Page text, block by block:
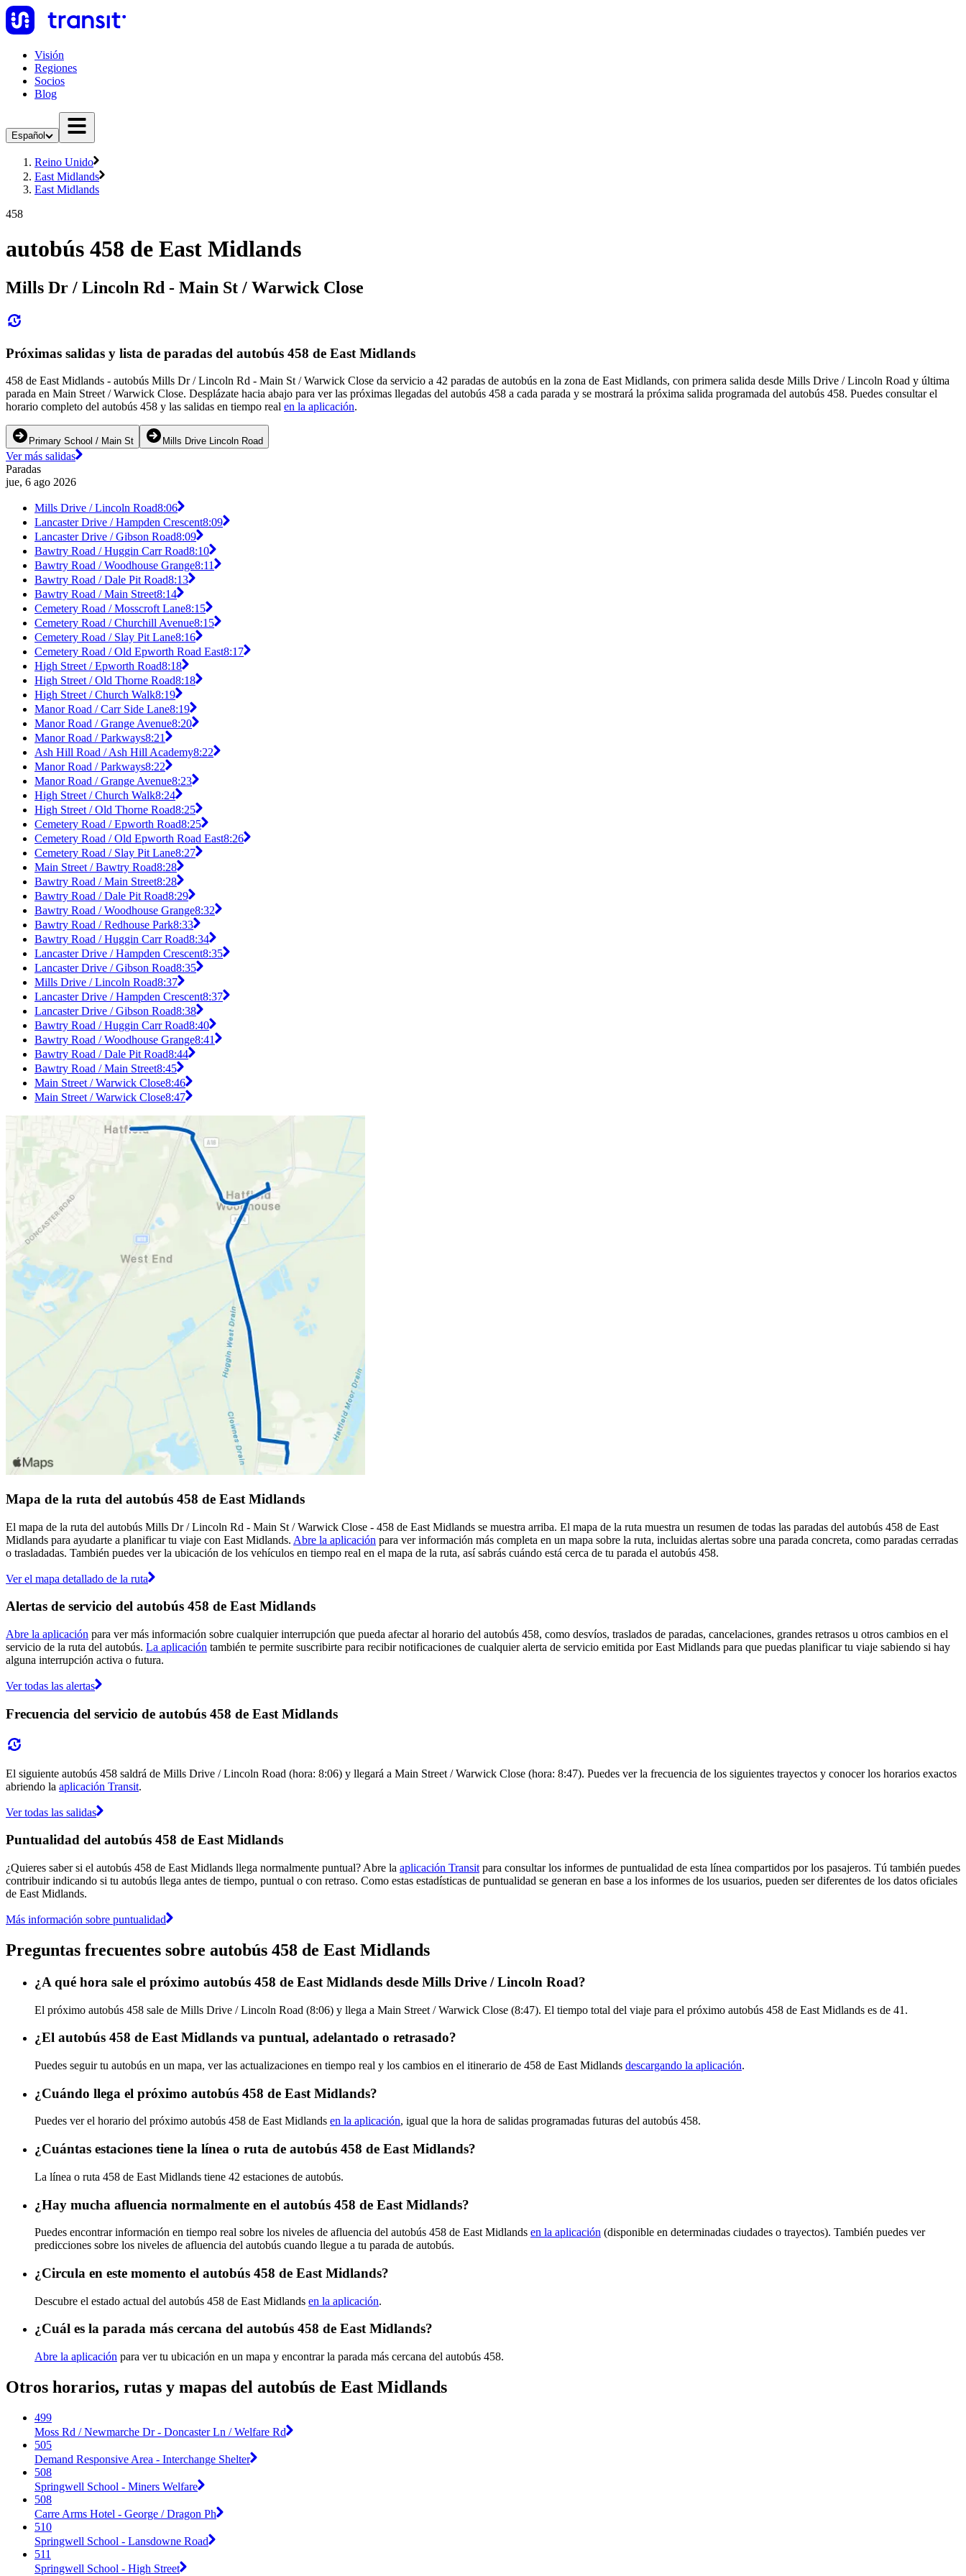
Visión
Regiones
Socios
Blog
Español
Reino Unido
East Midlands
East Midlands
458
autobús 458 de East Midlands
Mills Dr / Lincoln Rd - Main St / Warwick Close
Próximas salidas y lista de paradas del autobús 458 de East Midlands
458 de East Midlands - autobús Mills Dr / Lincoln Rd - Main St / Warwick Close da servicio a 42 paradas de autobús en la zona de East Midlands, con primera salida desde Mills Drive / Lincoln Road y última
parada en Main Street / Warwick Close. Desplázate hacia abajo para ver las próximas llegadas del autobús 458 a cada parada y se mostrará la próxima salida programada del autobús 458. Puedes consultar el
horario completo del autobús 458 y las salidas en tiempo real en la aplicación.
Primary School / Main St Mills Drive Lincoln Road
Ver más salidas
Paradas
jue, 6 ago 2026
Mills Drive / Lincoln Road8:06
Lancaster Drive / Hampden Crescent8:09
Lancaster Drive / Gibson Road8:09
Bawtry Road / Huggin Carr Road8:10
Bawtry Road / Woodhouse Grange8:11
Bawtry Road / Dale Pit Road8:13
Bawtry Road / Main Street8:14
Cemetery Road / Mosscroft Lane8:15
Cemetery Road / Churchill Avenue8:15
Cemetery Road / Slay Pit Lane8:16
Cemetery Road / Old Epworth Road East8:17
High Street / Epworth Road8:18
High Street / Old Thorne Road8:18
High Street / Church Walk8:19
Manor Road / Carr Side Lane8:19
Manor Road / Grange Avenue8:20
Manor Road / Parkways8:21
Ash Hill Road / Ash Hill Academy8:22
Manor Road / Parkways8:22
Manor Road / Grange Avenue8:23
High Street / Church Walk8:24
High Street / Old Thorne Road8:25
Cemetery Road / Epworth Road8:25
Cemetery Road / Old Epworth Road East8:26
Cemetery Road / Slay Pit Lane8:27
Main Street / Bawtry Road8:28
Bawtry Road / Main Street8:28
Bawtry Road / Dale Pit Road8:29
Bawtry Road / Woodhouse Grange8:32
Bawtry Road / Redhouse Park8:33
Bawtry Road / Huggin Carr Road8:34
Lancaster Drive / Hampden Crescent8:35
Lancaster Drive / Gibson Road8:35
Mills Drive / Lincoln Road8:37
Lancaster Drive / Hampden Crescent8:37
Lancaster Drive / Gibson Road8:38
Bawtry Road / Huggin Carr Road8:40
Bawtry Road / Woodhouse Grange8:41
Bawtry Road / Dale Pit Road8:44
Bawtry Road / Main Street8:45
Main Street / Warwick Close8:46
Main Street / Warwick Close8:47
Mapa de la ruta del autobús 458 de East Midlands
El mapa de la ruta del autobús Mills Dr / Lincoln Rd - Main St / Warwick Close - 458 de East Midlands se muestra arriba. El mapa de la ruta muestra un resumen de todas las paradas del autobús 458 de East
Midlands para ayudarte a planificar tu viaje con East Midlands. Abre la aplicación para ver información más completa en un mapa sobre la ruta, incluidas alertas sobre una parada concreta, como paradas cerradas
o trasladadas. También puedes ver la ubicación de los vehículos en tiempo real en el mapa de la ruta, así sabrás cuándo está cerca de tu parada el autobús 458.
Ver el mapa detallado de la ruta
Alertas de servicio del autobús 458 de East Midlands
Abre la aplicación para ver más información sobre cualquier interrupción que pueda afectar al horario del autobús 458, como desvíos, traslados de paradas, cancelaciones, grandes retrasos u otros cambios en el
servicio de la ruta del autobús. La aplicación también te permite suscribirte para recibir notificaciones de cualquier alerta de servicio emitida por East Midlands para que puedas planificar tu viaje sabiendo si hay
alguna interrupción activa o futura.
Ver todas las alertas
Frecuencia del servicio de autobús 458 de East Midlands
El siguiente autobús 458 saldrá de Mills Drive / Lincoln Road (hora: 8:06) y llegará a Main Street / Warwick Close (hora: 8:47). Puedes ver la frecuencia de los siguientes trayectos y conocer los horarios exactos
abriendo la aplicación Transit.
Ver todas las salidas
Puntualidad del autobús 458 de East Midlands
¿Quieres saber si el autobús 458 de East Midlands llega normalmente puntual? Abre la aplicación Transit para consultar los informes de puntualidad de esta línea compartidos por los pasajeros. Tú también puedes
contribuir indicando si tu autobús llega antes de tiempo, puntual o con retraso. Como estas estadísticas de puntualidad se generan en base a los informes de los usuarios, pueden ser diferentes de los datos oficiales
de East Midlands.
Más información sobre puntualidad
Preguntas frecuentes sobre autobús 458 de East Midlands
¿A qué hora sale el próximo autobús 458 de East Midlands desde Mills Drive / Lincoln Road?
El próximo autobús 458 sale de Mills Drive / Lincoln Road (8:06) y llega a Main Street / Warwick Close (8:47). El tiempo total del viaje para el próximo autobús 458 de East Midlands es de 41.
¿El autobús 458 de East Midlands va puntual, adelantado o retrasado?
Puedes seguir tu autobús en un mapa, ver las actualizaciones en tiempo real y los cambios en el itinerario de 458 de East Midlands descargando la aplicación.
¿Cuándo llega el próximo autobús 458 de East Midlands?
Puedes ver el horario del próximo autobús 458 de East Midlands en la aplicación, igual que la hora de salidas programadas futuras del autobús 458.
¿Cuántas estaciones tiene la línea o ruta de autobús 458 de East Midlands?
La línea o ruta 458 de East Midlands tiene 42 estaciones de autobús.
¿Hay mucha afluencia normalmente en el autobús 458 de East Midlands?
Puedes encontrar información en tiempo real sobre los niveles de afluencia del autobús 458 de East Midlands en la aplicación (disponible en determinadas ciudades o trayectos). También puedes ver
predicciones sobre los niveles de afluencia del autobús cuando llegue a tu parada de autobús.
¿Circula en este momento el autobús 458 de East Midlands?
Descubre el estado actual del autobús 458 de East Midlands en la aplicación.
¿Cuál es la parada más cercana del autobús 458 de East Midlands?
Abre la aplicación para ver tu ubicación en un mapa y encontrar la parada más cercana del autobús 458.
Otros horarios, rutas y mapas del autobús de East Midlands
499
Moss Rd / Newmarche Dr - Doncaster Ln / Welfare Rd
505
Demand Responsive Area - Interchange Shelter
508
Springwell School - Miners Welfare
508
Carre Arms Hotel - George / Dragon Ph
510
Springwell School - Lansdowne Road
511
Springwell School - High Street